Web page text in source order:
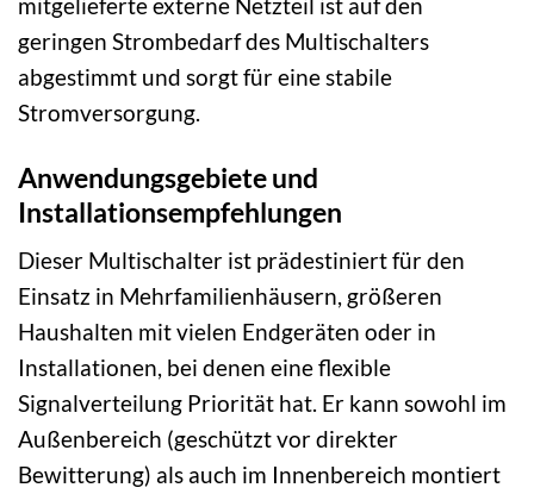
geringen Strombedarf des Multischalters
abgestimmt und sorgt für eine stabile
Stromversorgung.
Anwendungsgebiete und
Installationsempfehlungen
Dieser Multischalter ist prädestiniert für den
Einsatz in Mehrfamilienhäusern, größeren
Haushalten mit vielen Endgeräten oder in
Installationen, bei denen eine flexible
Signalverteilung Priorität hat. Er kann sowohl im
Außenbereich (geschützt vor direkter
Bewitterung) als auch im Innenbereich montiert